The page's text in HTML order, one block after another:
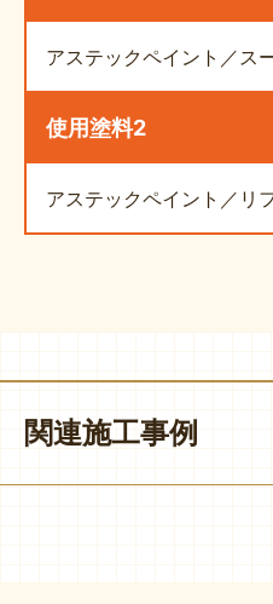
アステックペイント／ス
使用塗料2
アステックペイント／リ
関連施工事例